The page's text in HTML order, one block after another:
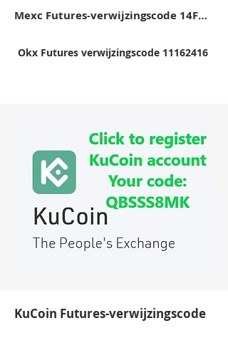
Mexc Futures-verwijzingscode 14FB5
Okx Futures verwijzingscode 11162416
KuCoin Futures-verwijzingscode